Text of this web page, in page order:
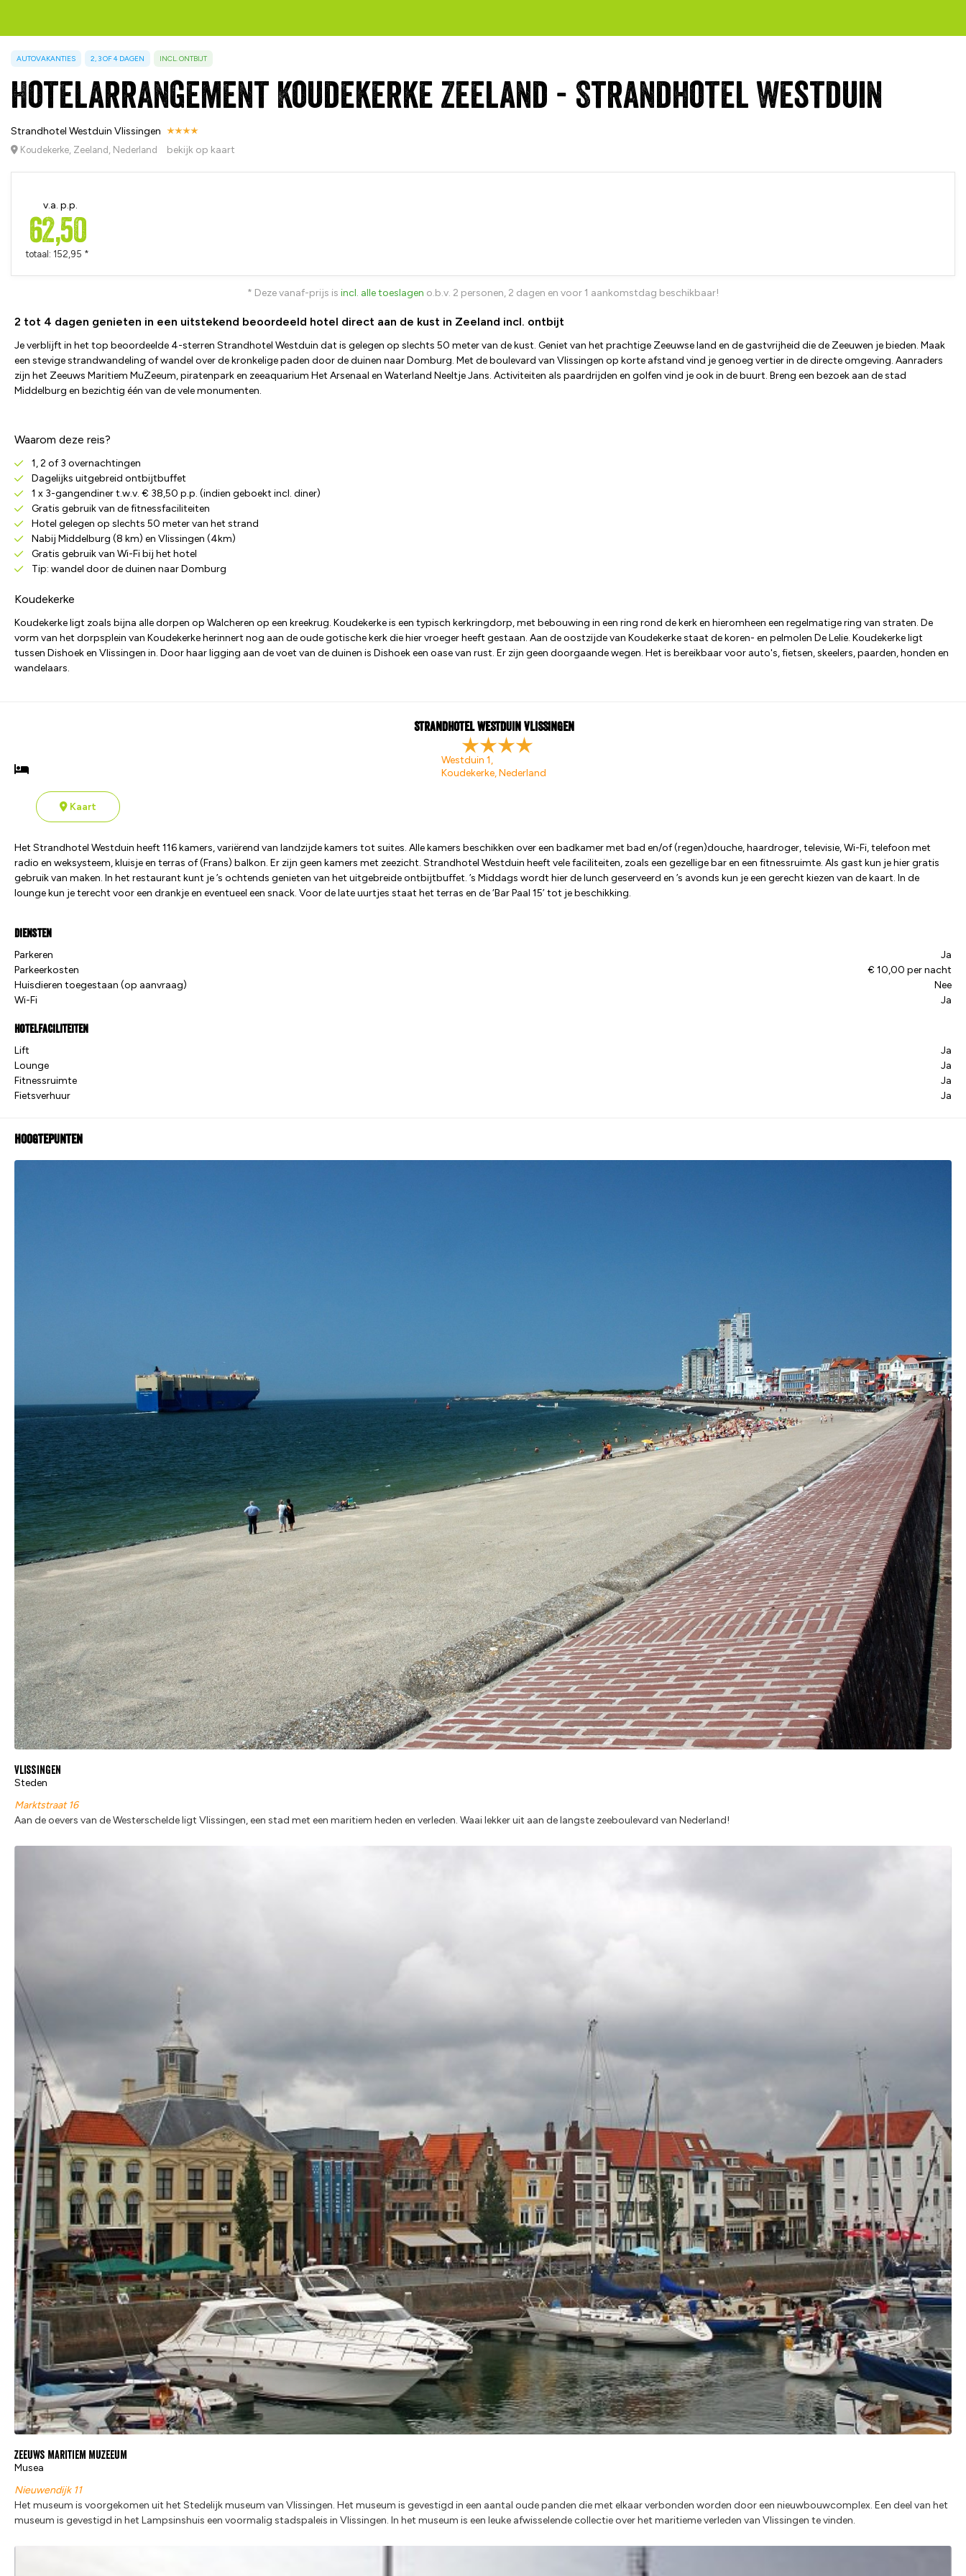
AUTOVAKANTIES 2, 3 OF 4 DAGEN INCL. ONTBIJT
Hotelarrangement Koudekerke Zeeland - Strandhotel Westduin
Strandhotel Westduin Vlissingen
Koudekerke, Zeeland, Nederland bekijk op kaart
v.a. p.p.
62,50
totaal: 152,95 *
* Deze vanaf-prijs is incl. alle toeslagen o.b.v. 2 personen, 2 dagen en voor 1 aankomstdag beschikbaar!
2 tot 4 dagen genieten in een uitstekend beoordeeld hotel direct aan de kust in Zeeland incl. ontbijt
Je verblijft in het top beoordeelde 4-sterren Strandhotel Westduin dat is gelegen op slechts 50 meter van de kust. Geniet van het prachtige Zeeuwse land en de gastvrijheid die de Zeeuwen je bieden. Maak
een stevige strandwandeling of wandel over de kronkelige paden door de duinen naar Domburg. Met de boulevard van Vlissingen op korte afstand vind je genoeg vertier in de directe omgeving. Aanraders
zijn het Zeeuws Maritiem MuZeeum, piratenpark en zeeaquarium Het Arsenaal en Waterland Neeltje Jans. Activiteiten als paardrijden en golfen vind je ook in de buurt. Breng een bezoek aan de stad
Middelburg en bezichtig één van de vele monumenten.
Waarom deze reis?
1, 2 of 3 overnachtingen
Dagelijks uitgebreid ontbijtbuffet
1 x 3-gangendiner t.w.v. € 38,50 p.p. (indien geboekt incl. diner)
Gratis gebruik van de fitnessfaciliteiten
Hotel gelegen op slechts 50 meter van het strand
Nabij Middelburg (8 km) en Vlissingen (4km)
Gratis gebruik van Wi-Fi bij het hotel
Tip: wandel door de duinen naar Domburg
Koudekerke
Koudekerke ligt zoals bijna alle dorpen op Walcheren op een kreekrug. Koudekerke is een typisch kerkringdorp, met bebouwing in een ring rond de kerk en hieromheen een regelmatige ring van straten. De
vorm van het dorpsplein van Koudekerke herinnert nog aan de oude gotische kerk die hier vroeger heeft gestaan. Aan de oostzijde van Koudekerke staat de koren- en pelmolen De Lelie. Koudekerke ligt
tussen Dishoek en Vlissingen in. Door haar ligging aan de voet van de duinen is Dishoek een oase van rust. Er zijn geen doorgaande wegen. Het is bereikbaar voor auto's, fietsen, skeelers, paarden, honden en
wandelaars.
Strandhotel Westduin Vlissingen
Westduin 1,
Koudekerke, Nederland
Kaart
Het Strandhotel Westduin heeft 116 kamers, variërend van landzijde kamers tot suites. Alle kamers beschikken over een badkamer met bad en/of (regen)douche, haardroger, televisie, Wi-Fi, telefoon met
radio en weksysteem, kluisje en terras of (Frans) balkon. Er zijn geen kamers met zeezicht. Strandhotel Westduin heeft vele faciliteiten, zoals een gezellige bar en een fitnessruimte. Als gast kun je hier gratis
gebruik van maken. In het restaurant kunt je ’s ochtends genieten van het uitgebreide ontbijtbuffet. ’s Middags wordt hier de lunch geserveerd en ’s avonds kun je een gerecht kiezen van de kaart. In de
lounge kun je terecht voor een drankje en eventueel een snack. Voor de late uurtjes staat het terras en de ‘Bar Paal 15’ tot je beschikking.
Diensten
Parkeren
Ja
Parkeerkosten
€ 10,00 per nacht
Huisdieren toegestaan (op aanvraag)
Nee
Wi-Fi
Ja
Hotelfaciliteiten
Lift
Ja
Lounge
Ja
Fitnessruimte
Ja
Fietsverhuur
Ja
Hoogtepunten
Vlissingen
Steden
Marktstraat 16
Aan de oevers van de Westerschelde ligt Vlissingen, een stad met een maritiem heden en verleden. Waai lekker uit aan de langste zeeboulevard van Nederland!
Zeeuws maritiem muZeeum
Musea
Nieuwendijk 11
Het museum is voorgekomen uit het Stedelijk museum van Vlissingen. Het museum is gevestigd in een aantal oude panden die met elkaar verbonden worden door een nieuwbouwcomplex. Een deel van het
museum is gevestigd in het Lampsinshuis een voormalig stadspaleis in Vlissingen. In het museum is een leuke afwisselende collectie over het maritieme verleden van Vlissingen te vinden.